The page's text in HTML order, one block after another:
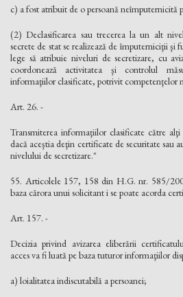
c) a fost atribuit de o persoană neîmputernicită
(2) Declasificarea sau trecerea la un alt
secrete de stat se realizează de împuterniciţii
lege să atribuie niveluri de secretizare, cu
coordonează activitatea şi controlul
informaţiilor clasificate, potrivit competenţelor
Art. 26. -
Transmiterea informaţiilor clasificate către
dacă aceştia deţin certificate de securitate sau
nivelului de secretizare."
55. Articolele 157, 158 din H.G. nr. 585/
baza cărora unui solicitant i se poate acorda
Art. 157. -
Decizia privind avizarea eliberării
acces va fi luată pe baza tuturor informaţiilor
a) loialitatea indiscutabilă a persoanei;